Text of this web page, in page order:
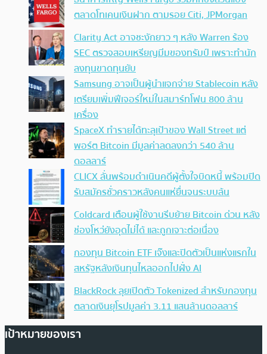
ตลาดโทเคนเงินฝาก ตามรอย Citi, JPMorgan
Clarity Act อาจชะงักยาว ๆ หลัง Warren ร้อง
SEC ตรวจสอบเหรียญมีมของทรัมป์ เพราะทำนัก
ลงทุนขาดทุนยับ
Samsung อาจเป็นผู้นำแจกจ่าย Stablecoin หลัง
เตรียมเพิ่มฟีเจอร์ใหม่ในสมาร์ทโฟน 800 ล้าน
เครื่อง
SpaceX ทำรายได้ทะลุเป้าของ Wall Street แต่
พอร์ต Bitcoin มีมูลค่าลดลงกว่า 540 ล้าน
ดอลลาร์
CLICX ลั่นพร้อมดำเนินคดีผู้ตั้งใจบิดหนี้ พร้อมปิด
รับสมัครชั่วคราวหลังคนแห่ยื่นจนระบบล้น
Coldcard เตือนผู้ใช้งานรีบย้าย Bitcoin ด่วน หลัง
ช่องโหว่ยังอุดไม่ได้ และถูกเจาะต่อเนื่อง
กองทุน Bitcoin ETF เจ๊งและปิดตัวเป็นแห่งแรกใน
สหรัฐหลังเงินทุนไหลออกไปฝั่ง AI
BlackRock ลุยเปิดตัว Tokenized สำหรับกองทุน
ตลาดเงินยุโรปมูลค่า 3.11 แสนล้านดอลลาร์
เป้าหมายของเรา